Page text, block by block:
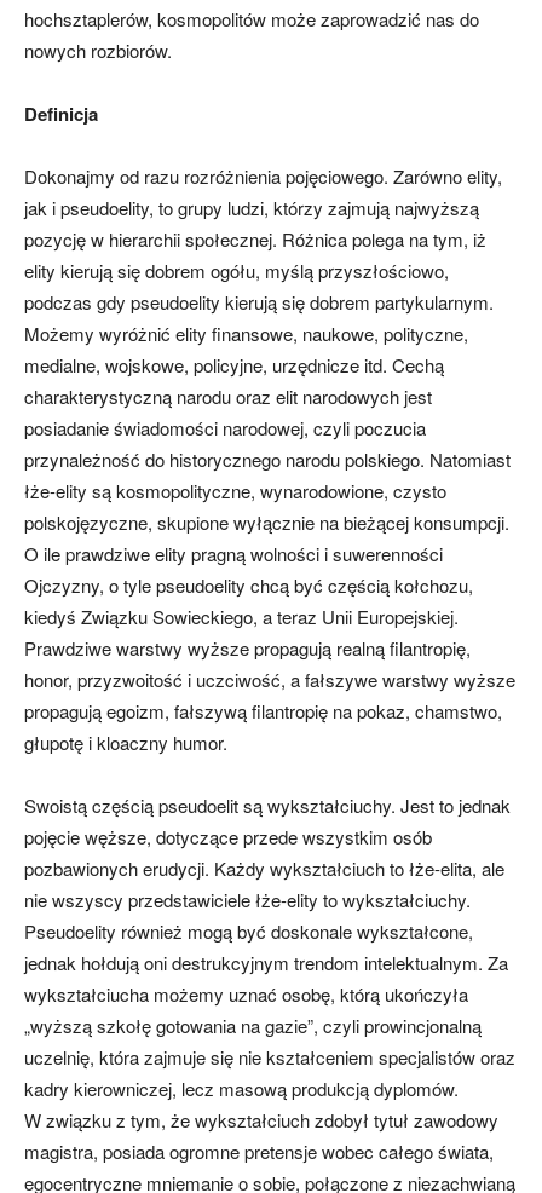
hochsztaplerów, kosmopolitów może zaprowadzić nas do
nowych rozbiorów.
Definicja
Dokonajmy od razu rozróżnienia pojęciowego. Zarówno elity,
jak i pseudoelity, to grupy ludzi, którzy zajmują najwyższą
pozycję w hierarchii społecznej. Różnica polega na tym, iż
elity kierują się dobrem ogółu, myślą przyszłościowo,
podczas gdy pseudoelity kierują się dobrem partykularnym.
Możemy wyróżnić elity finansowe, naukowe, polityczne,
medialne, wojskowe, policyjne, urzędnicze itd. Cechą
charakterystyczną narodu oraz elit narodowych jest
posiadanie świadomości narodowej, czyli poczucia
przynależność do historycznego narodu polskiego. Natomiast
łże-elity są kosmopolityczne, wynarodowione, czysto
polskojęzyczne, skupione wyłącznie na bieżącej konsumpcji.
O ile prawdziwe elity pragną wolności i suwerenności
Ojczyzny, o tyle pseudoelity chcą być częścią kołchozu,
kiedyś Związku Sowieckiego, a teraz Unii Europejskiej.
Prawdziwe warstwy wyższe propagują realną filantropię,
honor, przyzwoitość i uczciwość, a fałszywe warstwy wyższe
propagują egoizm, fałszywą filantropię na pokaz, chamstwo,
głupotę i kloaczny humor.
Swoistą częścią pseudoelit są wykształciuchy. Jest to jednak
pojęcie węższe, dotyczące przede wszystkim osób
pozbawionych erudycji. Każdy wykształciuch to łże-elita, ale
nie wszyscy przedstawiciele łże-elity to wykształciuchy.
Pseudoelity również mogą być doskonale wykształcone,
jednak hołdują oni destrukcyjnym trendom intelektualnym. Za
wykształciucha możemy uznać osobę, którą ukończyła
„wyższą szkołę gotowania na gazie”, czyli prowincjonalną
uczelnię, która zajmuje się nie kształceniem specjalistów oraz
kadry kierowniczej, lecz masową produkcją dyplomów.
W związku z tym, że wykształciuch zdobył tytuł zawodowy
magistra, posiada ogromne pretensje wobec całego świata,
egocentryczne mniemanie o sobie, połączone z niezachwianą